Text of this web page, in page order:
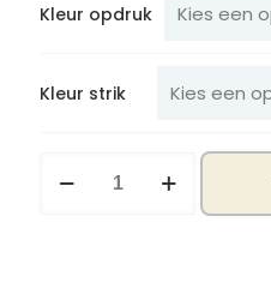
Kleur opdruk
Kleur strik